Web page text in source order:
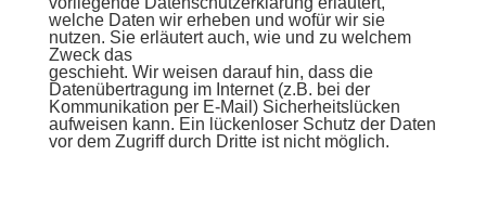
welche Daten wir erheben und wofür wir sie
nutzen. Sie erläutert auch, wie und zu welchem
Zweck das
geschieht. Wir weisen darauf hin, dass die
Datenübertragung im Internet (z.B. bei der
Kommunikation per E-Mail) Sicherheitslücken
aufweisen kann. Ein lückenloser Schutz der Daten
vor dem Zugriff durch Dritte ist nicht möglich.